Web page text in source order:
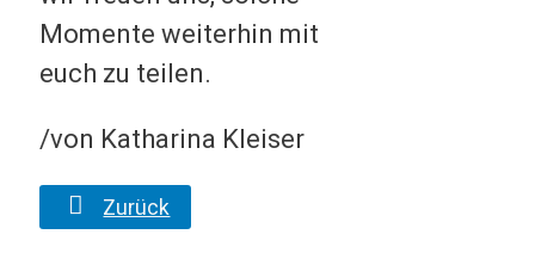
Momente weiterhin mit
euch zu teilen.
/von Katharina Kleiser
Zurück